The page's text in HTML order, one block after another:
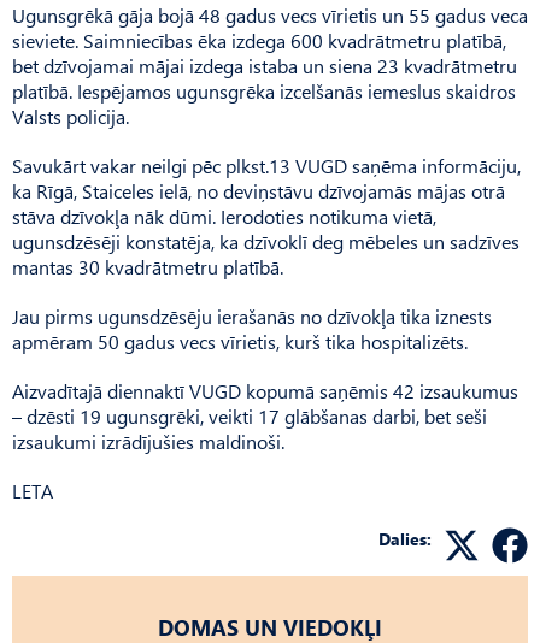
Ugunsgrēkā gāja bojā 48 gadus vecs vīrietis un 55 gadus veca
sieviete. Saimniecības ēka izdega 600 kvadrātmetru platībā,
bet dzīvojamai mājai izdega istaba un siena 23 kvadrātmetru
platībā. Iespējamos ugunsgrēka izcelšanās iemeslus skaidros
Valsts policija.
Savukārt vakar neilgi pēc plkst.13 VUGD saņēma informāciju,
ka Rīgā, Staiceles ielā, no deviņstāvu dzīvojamās mājas otrā
stāva dzīvokļa nāk dūmi. Ierodoties notikuma vietā,
ugunsdzēsēji konstatēja, ka dzīvoklī deg mēbeles un sadzīves
mantas 30 kvadrātmetru platībā.
Jau pirms ugunsdzēsēju ierašanās no dzīvokļa tika iznests
apmēram 50 gadus vecs vīrietis, kurš tika hospitalizēts.
Aizvadītajā diennaktī VUGD kopumā saņēmis 42 izsaukumus
– dzēsti 19 ugunsgrēki, veikti 17 glābšanas darbi, bet seši
izsaukumi izrādījušies maldinoši.
LETA
Dalies:
DOMAS UN VIEDOKĻI